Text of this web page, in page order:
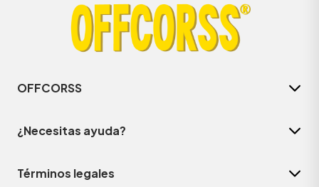
OFFCORSS
¿Necesitas ayuda?
Términos legales